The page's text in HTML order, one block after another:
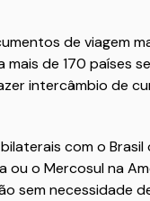
de viagem
mais de 170 países
intercâmbio de
com o
o Mercosul na
sem necessidade